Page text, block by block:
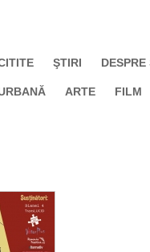
ŞTIRI DESPRE
ARTE FILM